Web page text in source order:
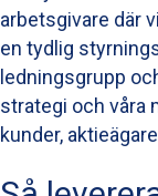
arbetsgivare där
en tydlig
ledningsgrupp
strategi och våra
kunder,